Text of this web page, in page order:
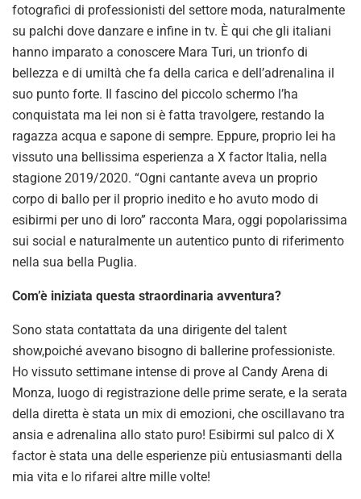
fotografici di professionisti del settore moda, naturalmente
su palchi dove danzare e infine in tv. È qui che gli italiani
hanno imparato a conoscere Mara Turi, un trionfo di
bellezza e di umiltà che fa della carica e dell’adrenalina il
suo punto forte. Il fascino del piccolo schermo l’ha
conquistata ma lei non si è fatta travolgere, restando la
ragazza acqua e sapone di sempre. Eppure, proprio lei ha
vissuto una bellissima esperienza a X factor Italia, nella
stagione 2019/2020. “Ogni cantante aveva un proprio
corpo di ballo per il proprio inedito e ho avuto modo di
esibirmi per uno di loro” racconta Mara, oggi popolarissima
sui social e naturalmente un autentico punto di riferimento
nella sua bella Puglia.
Com’è iniziata questa straordinaria avventura?
Sono stata contattata da una dirigente del talent
show,poiché avevano bisogno di ballerine professioniste.
Ho vissuto settimane intense di prove al Candy Arena di
Monza, luogo di registrazione delle prime serate, e la serata
della diretta è stata un mix di emozioni, che oscillavano tra
ansia e adrenalina allo stato puro! Esibirmi sul palco di X
factor è stata una delle esperienze più entusiasmanti della
mia vita e lo rifarei altre mille volte!